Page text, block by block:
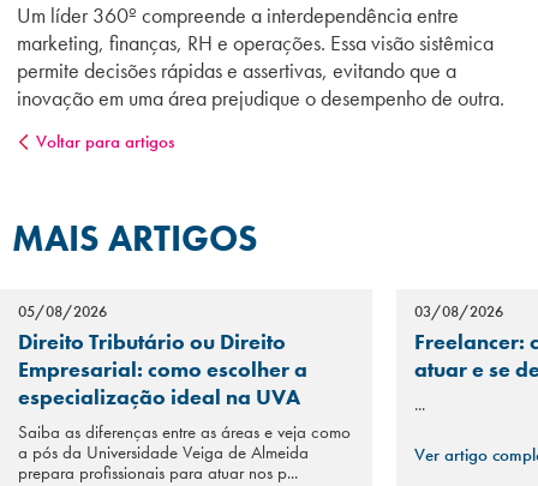
Um líder 360º compreende a interdependência entre
marketing, finanças, RH e operações. Essa visão sistêmica
permite decisões rápidas e assertivas, evitando que a
inovação em uma área prejudique o desempenho de outra.
Voltar para artigos
MAIS ARTIGOS
05/08/2026
Direito Tributário ou Direito
Empresarial: como escolher a
especialização ideal na UVA
Saiba as diferenças entre as áreas e veja como
a pós da Universidade Veiga de Almeida
prepara profissionais para atuar nos p...
03/08/2026
Freelancer:
atuar e se
...
Ver artigo